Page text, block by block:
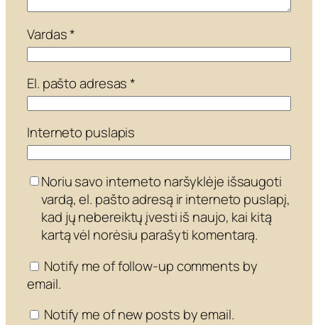
Vardas*
El. pašto adresas*
Interneto puslapis
Noriu savo interneto naršyklėje išsaugoti
vardą, el. pašto adresą ir interneto puslapį,
kad jų nebereiktų įvesti iš naujo, kai kitą
kartą vėl norėsiu parašyti komentarą.
Notify me of follow-up comments by
email.
Notify me of new posts by email.